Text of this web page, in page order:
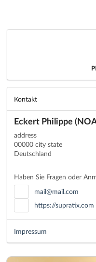
Kontakt
Eckert Philippe
address
00000 city state
Deutschland
Haben Sie Fragen oder
mail@mail.com
https://supratix.com
Impressum